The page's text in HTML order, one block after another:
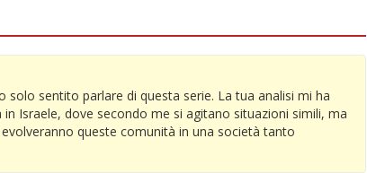
sentito parlare di questa serie. La tua analisi mi ha
Israele, dove secondo me si agitano situazioni simili, ma
queste comunità in una società tanto